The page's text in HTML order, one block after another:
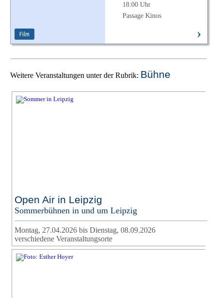
Film
18:00 Uhr
Passage Kinos
›
Weitere Veranstaltungen unter der Rubrik: Bühne
Open Air in Leipzig
Sommerbühnen in und um Leipzig
Montag, 27.04.2026 bis Dienstag, 08.09.2026
verschiedene Veranstaltungsorte